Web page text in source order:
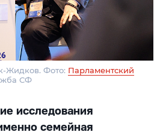
Жидков. Фото: Парламентский
СФ
исследования
семейная